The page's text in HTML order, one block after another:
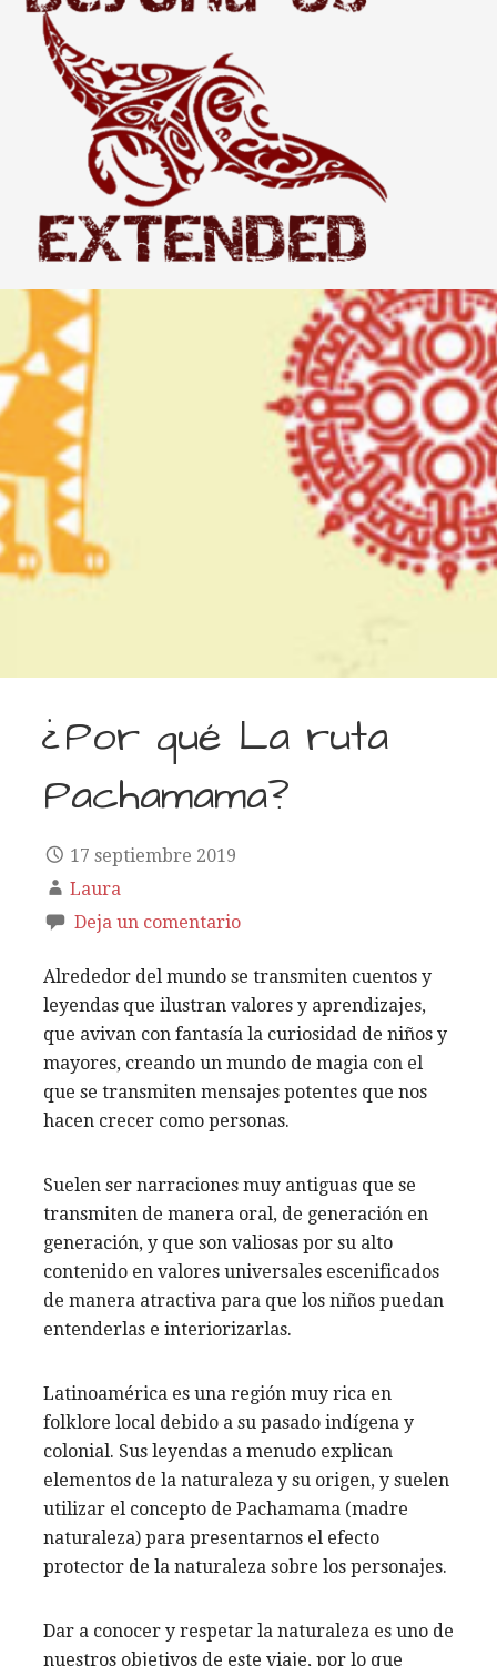
THE WORLD BEYOND US
Extended
¿Por qué La ruta
Pachamama?
17 septiembre 2019
Laura
Deja un comentario
Alrededor del mundo se transmiten cuentos y
leyendas que ilustran valores y aprendizajes,
que avivan con fantasía la curiosidad de niños y
mayores, creando un mundo de magia con el
que se transmiten mensajes potentes que nos
hacen crecer como personas.
Suelen ser narraciones muy antiguas que se
transmiten de manera oral, de generación en
generación, y que son valiosas por su alto
contenido en valores universales escenificados
de manera atractiva para que los niños puedan
entenderlas e interiorizarlas.
Latinoamérica es una región muy rica en
folklore local debido a su pasado indígena y
colonial. Sus leyendas a menudo explican
elementos de la naturaleza y su origen, y suelen
utilizar el concepto de Pachamama (madre
naturaleza) para presentarnos el efecto
protector de la naturaleza sobre los personajes.
Dar a conocer y respetar la naturaleza es uno de
nuestros objetivos de este viaje, por lo que